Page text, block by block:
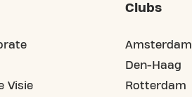
Visie
Clubs
Amsterdam
Den-Haag
Rotterdam